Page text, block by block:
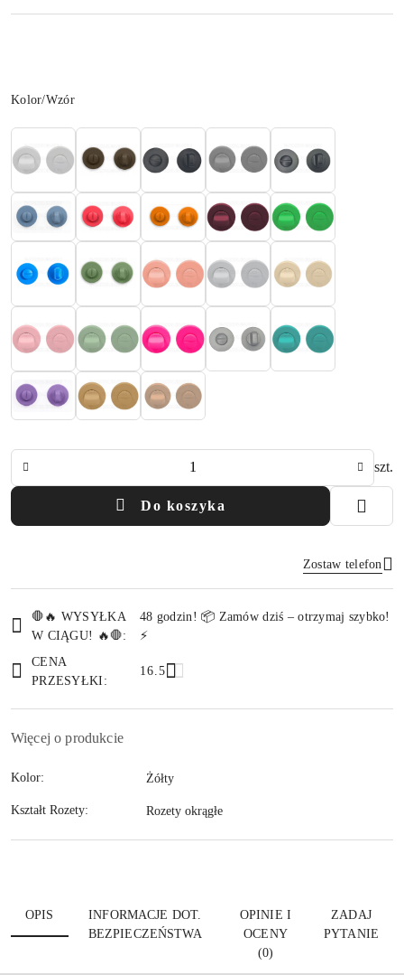
Wariant
Kolor/Wzór
szt.
Do koszyka
Zostaw telefon
i
dostawa
🛑🔥 WYSYŁKA
W CIĄGU! 🔥🛑:
48 godzin! 📦 Zamów dziś – otrzymaj szybko!
⚡
CENA
PRZESYŁKI:
16.5
Więcej o produkcie
Kolor: Żółty
Kształt Rozety: Rozety okrągłe
OPIS
INFORMACJE DOT.
BEZPIECZEŃSTWA
OPINIE I
OCENY
(0)
ZADAJ
PYTANIE